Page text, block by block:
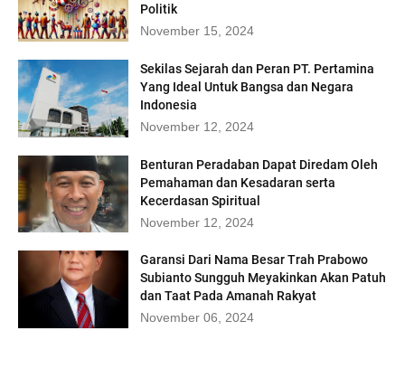
Politik
November 15, 2024
Sekilas Sejarah dan Peran PT. Pertamina
Yang Ideal Untuk Bangsa dan Negara
Indonesia
November 12, 2024
Benturan Peradaban Dapat Diredam Oleh
Pemahaman dan Kesadaran serta
Kecerdasan Spiritual
November 12, 2024
Garansi Dari Nama Besar Trah Prabowo
Subianto Sungguh Meyakinkan Akan Patuh
dan Taat Pada Amanah Rakyat
November 06, 2024